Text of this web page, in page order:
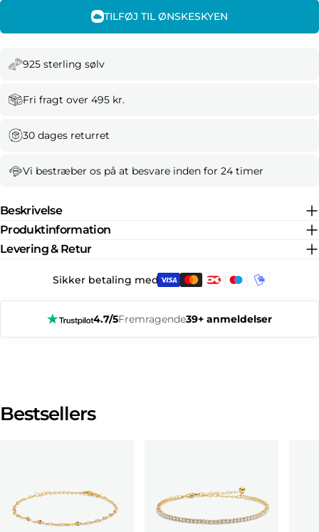
TILFØJ TIL ØNSKESKYEN
925 sterling sølv
Fri fragt over 495 kr.
30 dages returret
Vi bestræber os på at besvare inden for 24 timer
Beskrivelse
Produktinformation
Levering & Retur
Sikker betaling med:
4.7/5Fremragende39+ anmeldelser
Bestsellers